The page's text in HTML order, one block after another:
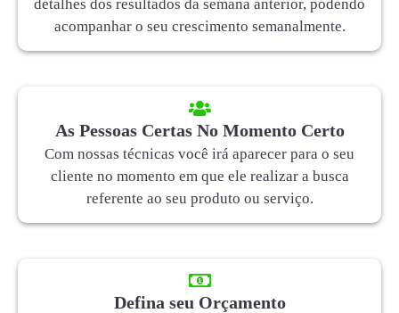
detalhes dos resultados da semana anterior, podendo
acompanhar o seu crescimento semanalmente.
As Pessoas Certas No Momento Certo
Com nossas técnicas você irá aparecer para o seu
cliente no momento em que ele realizar a busca
referente ao seu produto ou serviço.
Defina seu Orçamento